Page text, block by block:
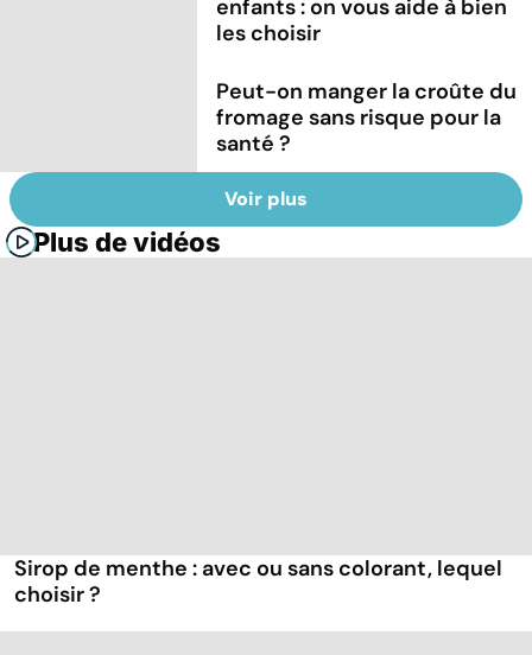
enfants : on vous aide à bien
les choisir
Peut-on manger la croûte du
fromage sans risque pour la
santé ?
Voir plus
Plus de vidéos
Sirop de menthe : avec ou sans colorant, lequel
choisir ?